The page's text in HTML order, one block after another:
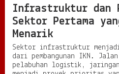
Infrastruktur dan
Sektor Pertama
Menarik
Sektor infrastruktur
dari pembangunan IKN.
pelabuhan logistik,